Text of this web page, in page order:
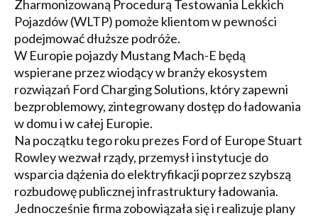
Zharmonizowaną Procedurą Testowania Lekkich
Pojazdów (WLTP) pomoże klientom w pewności
podejmować dłuższe podróże.
W Europie pojazdy Mustang Mach-E będą
wspierane przez wiodący w branży ekosystem
rozwiązań Ford Charging Solutions, który zapewni
bezproblemowy, zintegrowany dostęp do ładowania
w domu i w całej Europie.
Na początku tego roku prezes Ford of Europe Stuart
Rowley wezwał rządy, przemysł i instytucje do
wsparcia dążenia do elektryfikacji poprzez szybszą
rozbudowę publicznej infrastruktury ładowania.
Jednocześnie firma zobowiązała się i realizuje plany